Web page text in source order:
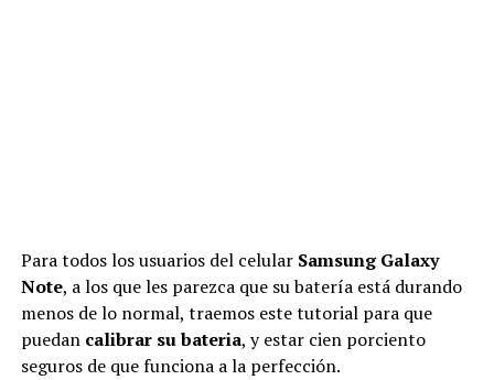
Paratodos los usuarios del celular Samsung Galaxy
Note, a los que les parezca que su batería está durando
menos de lo normal, traemos este tutorial para que
puedan calibrar su bateria, y estar cien porciento
seguros de que funciona a la perfección.